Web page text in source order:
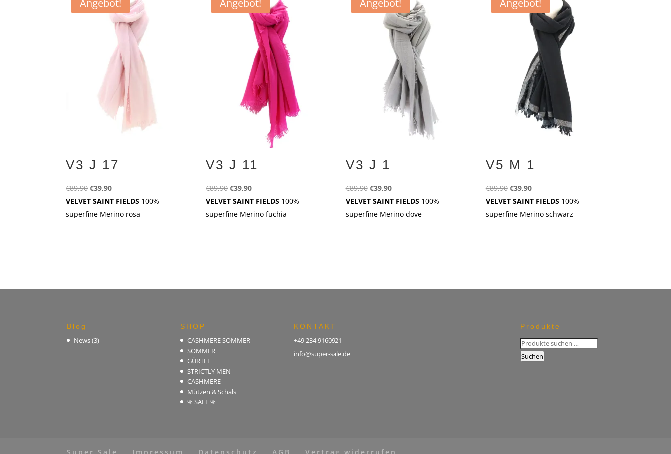
Angebot!
V3 J 17
€89,90 Ursprünglicher
Preis
war:
€39,90Aktueller
Preis
ist:
VELVET SAINT FIELDS 100%
superfine Merino rosa
Angebot!
V3 J 11
€89,90Ursprünglicher
Preis
war:
€39,90Aktueller
Preis
ist:
VELVET SAINT FIELDS 100%
superfine Merino fuchia
Angebot!
V3 J 1
€89,90 Ursprünglicher
Preis
war:
€39,90Aktueller
Preis
ist:
VELVET SAINT FIELDS 100%
superfine Merino dove
Angebot!
V5 M 1
€89,90 Ursprünglicher
Preis
war:
€39,90Aktueller
Preis
ist:
VELVET SAINT FIELDS 100%
superfine Merino schwarz
Blog
News(3)
SHOP
CASHMERE SOMMER
SOMMER
GÜRTEL
STRICTLY MEN
CASHMERE
Mützen & Schals
% SALE %
KONTAKT
+49 234 9160921
info@super-sale.de
Produkte
Suchen
nach:
Suchen
Super Sale Impressum Datenschutz AGB Vertrag widerrufen